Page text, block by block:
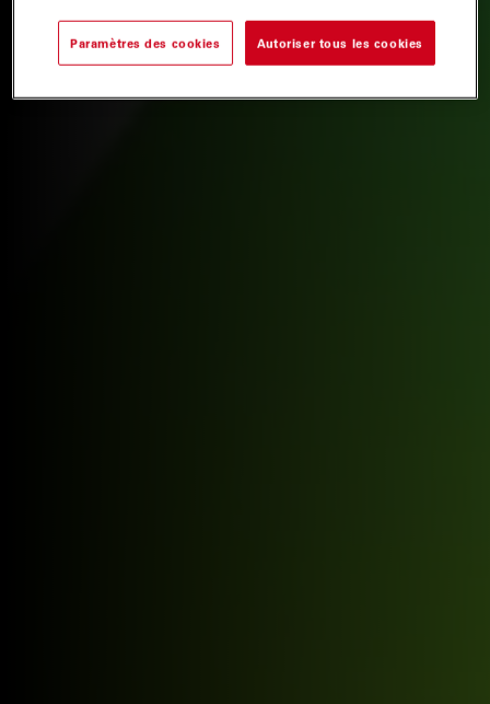
Paramètres des cookies Autoriser tous les cookies